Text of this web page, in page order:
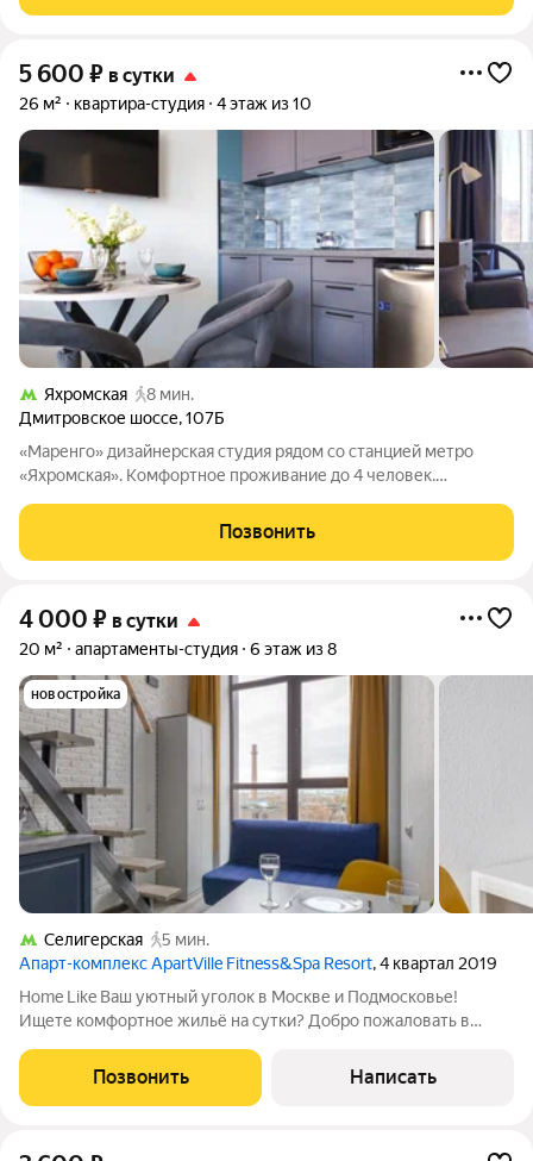
5 600 ₽ в сутки
26 м² квартира-студия 4 этаж из 10
Яхромская
8 мин.
Дмитровское шоссе,107Б
«Маренго» дизайнерская студия рядом со станцией метро
«Яхромская». Комфортное проживание до 4 человек.
детали. Всю важную информацию об апартаментах вы можете
узнать ниже. В апартаментах запрещено
Позвонить
4 000 ₽ в сутки
20 м² апартаменты-студия 6 этаж из 8
новостройка
Селигерская
5 мин.
Апарт-комплекс ApartVille Fitness&Spa Resort, 4 квартал 2019
Home Like Ваш уютный уголок в Москве и Подмосковье!
Ищете комфортное жильё на сутки? Добро пожаловать в
Удобство, которое вы оцените: Заселение 24/7 заезжайте в
любое время, даже ночью
Позвонить Написать